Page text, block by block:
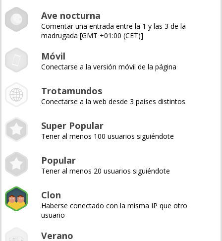
Ave nocturna
Comentar una entrada entre la 1 y las 3 de la
madrugada [GMT +01:00 (CET)]
Móvil
Conectarse a la versión móvil de la página
Trotamundos
Conectarse a la web desde 3 países distintos
Super Popular
Tener al menos 100 usuarios siguiéndote
Popular
Tener al menos 20 usuarios siguiéndote
Clon
Haberse conectado con la misma IP que otro
usuario
Verano